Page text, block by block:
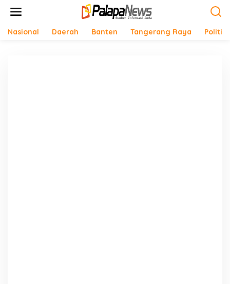
Nasional Daerah Banten Tangerang Raya Politik